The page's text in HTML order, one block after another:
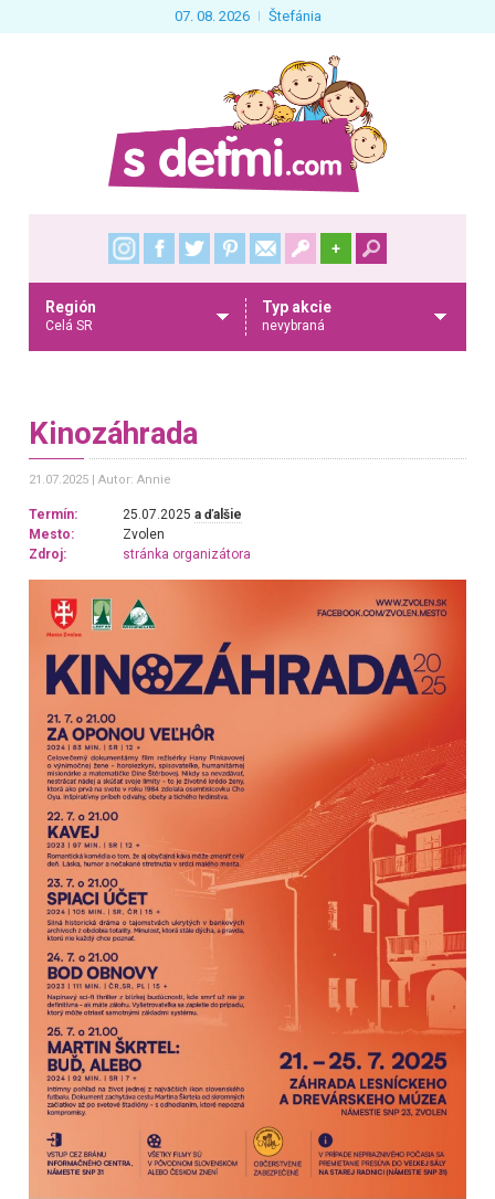
07. 08. 2026 Štefánia
+
Región
Celá SR
Typ akcie
nevybraná
Kinozáhrada
21.07.2025 Autor: Annie
Termín: 25.07.2025a ďalšie
Mesto:
Zvolen
Zdroj:
stránka organizátora